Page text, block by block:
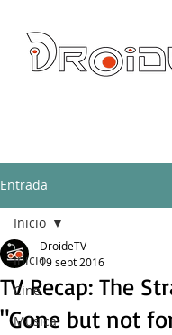
Entrada
Inicio
Cine
Música
Inicio
TV Recap: The
"Gone but not
DroideTV
19 sept 2016